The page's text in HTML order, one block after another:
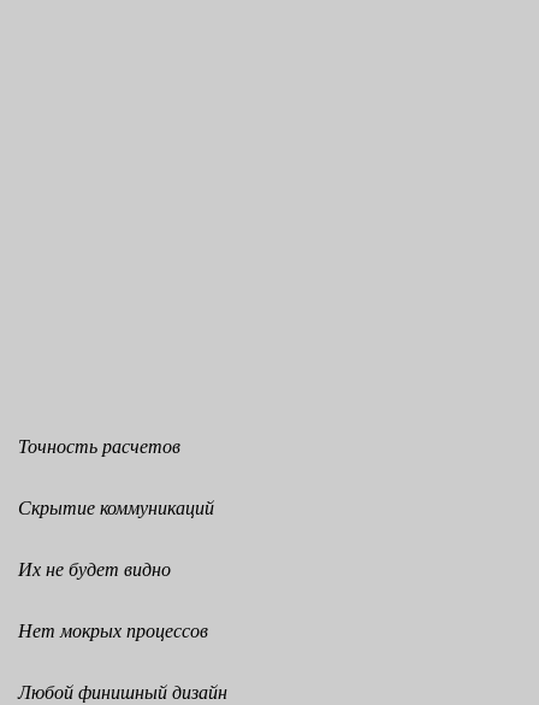
Точность расчетов
Скрытие коммуникаций
Их не будет видно
Нет мокрых процессов
Любой финишный дизайн